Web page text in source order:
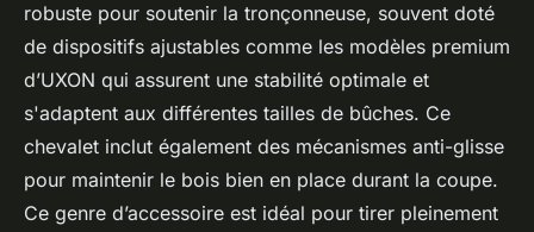
robuste pour soutenir la tronçonneuse, souvent doté
de dispositifs ajustables comme les modèles premium
d’UXON qui assurent une stabilité optimale et
s'adaptent aux différentes tailles de bûches. Ce
chevalet inclut également des mécanismes anti-glisse
pour maintenir le bois bien en place durant la coupe.
Ce genre d’accessoire est idéal pour tirer pleinement